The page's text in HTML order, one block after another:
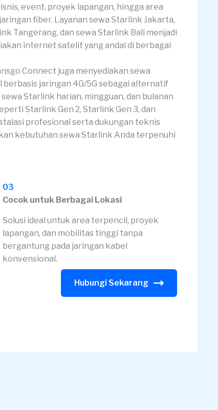
event, proyek lapangan, hingga area
fiber. Layanan sewa Starlink Jakarta,
Tangerang, dan sewa Starlink Bali menjadi
internet satelit yang andal di berbagai
Connect juga menyediakan sewa
jaringan 4G/5G sebagai alternatif
Starlink harian, mingguan, dan bulanan
Starlink Gen 2, Starlink Gen 3, dan
profesional serta dukungan teknis
kebutuhan sewa Starlink Anda terpenuhi
03
Cocok untuk Berbagai Lokasi
Solusi ideal untuk area terpencil, proyek
lapangan, dan mobilitas tinggi tanpa
bergantung pada jaringan kabel
konvensional.
Hubungi Sekarang